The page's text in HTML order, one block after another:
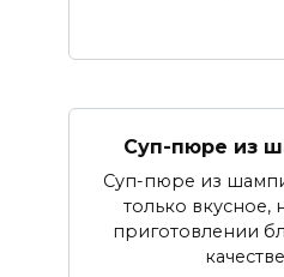
Суп-пюре из
Суп-пюре из
только вкусное,
приготовлении